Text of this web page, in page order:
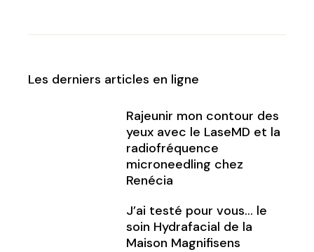
Les derniers articles en ligne
Rajeunir mon contour des
yeux avec le LaseMD et la
radiofréquence
microneedling chez
Renécia
J’ai testé pour vous… le
soin Hydrafacial de la
Maison Magnifisens